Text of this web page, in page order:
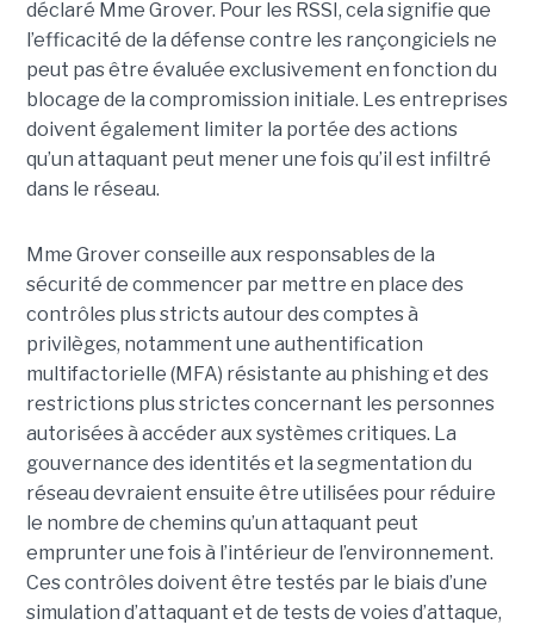
déclaré Mme Grover. Pour les RSSI, cela signifie que
l’efficacité de la défense contre les rançongiciels ne
peut pas être évaluée exclusivement en fonction du
blocage de la compromission initiale. Les entreprises
doivent également limiter la portée des actions
qu’un attaquant peut mener une fois qu’il est infiltré
dans le réseau.
Mme Grover conseille aux responsables de la
sécurité de commencer par mettre en place des
contrôles plus stricts autour des comptes à
privilèges, notamment une authentification
multifactorielle (MFA) résistante au phishing et des
restrictions plus strictes concernant les personnes
autorisées à accéder aux systèmes critiques. La
gouvernance des identités et la segmentation du
réseau devraient ensuite être utilisées pour réduire
le nombre de chemins qu’un attaquant peut
emprunter une fois à l’intérieur de l’environnement.
Ces contrôles doivent être testés par le biais d’une
simulation d’attaquant et de tests de voies d’attaque,